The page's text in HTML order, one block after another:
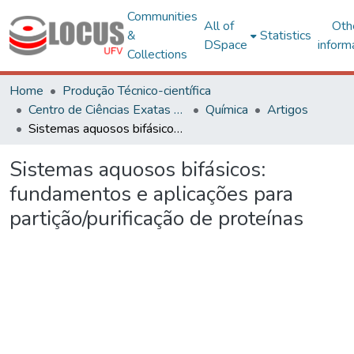
Communities
&
Collections
All of
DSpace
Statistics
Home
Produção Técnico-científica
Centro de Ciências Exatas e Tecnológicas
Química
Artigos
Sistemas aquosos bifásicos: fundamentos e aplicações para partição/purificação de proteínas
Sistemas aquosos bifásicos:
fundamentos e aplicações para
partição/purificação de proteínas